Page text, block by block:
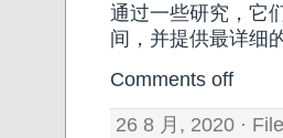
通过一些研究，它
间，并提供最详细
Comments off
26 8 月, 2020 ·